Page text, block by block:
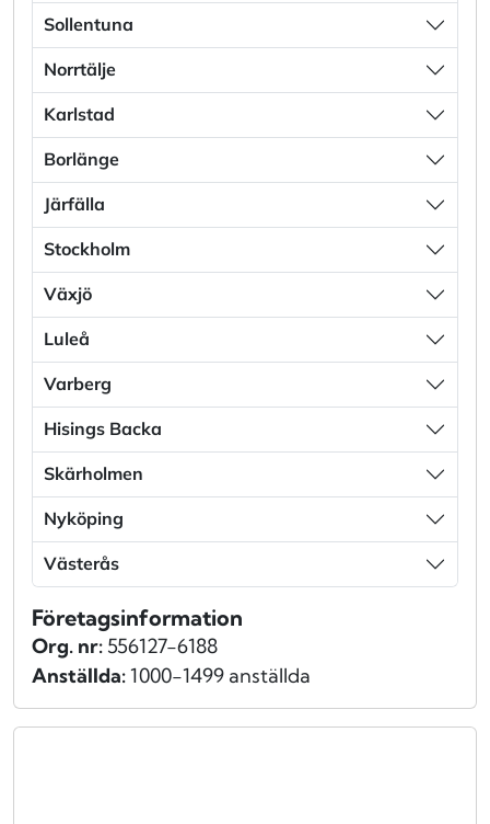
Sollentuna
Norrtälje
Karlstad
Borlänge
Järfälla
Stockholm
Växjö
Luleå
Varberg
Hisings Backa
Skärholmen
Nyköping
Västerås
Företagsinformation
Org. nr: 556127-6188
Anställda:1000-1499 anställda